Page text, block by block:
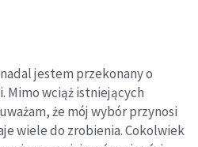
jestem przekonany o
Mimo wciąż istniejących
że mój wybór przy­nosi
wiele do zrobienia. Cokolwiek